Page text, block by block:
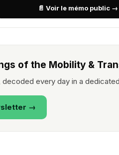
📄 Voir le mémo public →
of the Mobility &
every day in a
→